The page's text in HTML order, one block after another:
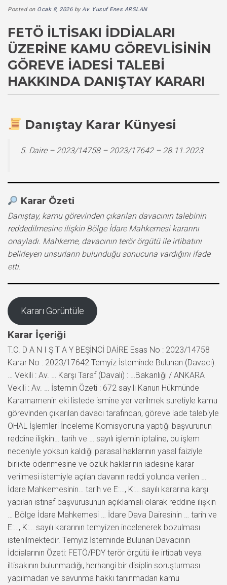
Posted on Ocak 8, 2026byAv. Yusuf Enes ARSLAN
FETÖ İLTISAKI İDDIALARI
ÜZERINE KAMU GÖREVLISININ
GÖREVE İADESI TALEBI
HAKKINDA DANIŞTAY KARARI
Danıştay Karar Künyesi
5. Daire – 2023/14758 – 2023/17642 – 28.11.2023
Karar Özeti
Danıştay, kamu görevinden çıkarılan davacının talebinin
reddedilmesine ilişkin Bölge İdare Mahkemesi kararını
onayladı. Mahkeme, davacının terör örgütü ile irtibatını
belirleyen unsurların bulunduğu sonucuna vardığını ifade
etti.
Kararı Görüntüle
Karar İçeriği
T.C. D A N I Ş T A Y BEŞİNCİ DAİRE Esas No : 2023/14758
Karar No : 2023/17642 Temyiz İsteminde Bulunan (Davacı):
… Vekili : Av. … Karşı Taraf (Davalı) : …Bakanlığı / ANKARA
Vekili : Av. … İstemin Özeti : 672 sayılı Kanun Hükmünde
Kararnamenin eki listede ismine yer verilmek suretiyle kamu
görevinden çıkarılan davacı tarafından, göreve iade talebiyle
OHAL İşlemleri İnceleme Komisyonuna yaptığı başvurunun
reddine ilişkin… tarih ve … sayılı işlemin iptaline, bu işlem
nedeniyle yoksun kaldığı parasal haklarının yasal faiziyle
birlikte ödenmesine ve özlük haklarının iadesine karar
verilmesi istemiyle açılan davanın reddi yolunda verilen …
İdare Mahkemesinin… tarih ve E:…, K:… sayılı kararına karşı
yapılan istinaf başvurusunun açıklamalı olarak reddine ilişkin
… Bölge İdare Mahkemesi … İdare Dava Dairesinin … tarih ve
E:…, K:… sayılı kararının temyizen incelenerek bozulması
istenilmektedir. Temyiz İsteminde Bulunan Davacının
İddialarının Özeti: FETÖ/PDY terör örgütü ile irtibatı veya
iltisakının bulunmadığı, herhangi bir disiplin soruşturması
yapılmadan ve savunma hakkı tanınmadan kamu